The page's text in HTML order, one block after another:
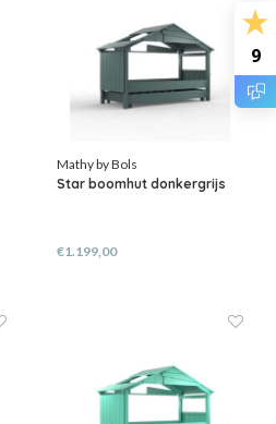
9
Mathy by Bols
Star boomhut donkergrijs
€1.199,00